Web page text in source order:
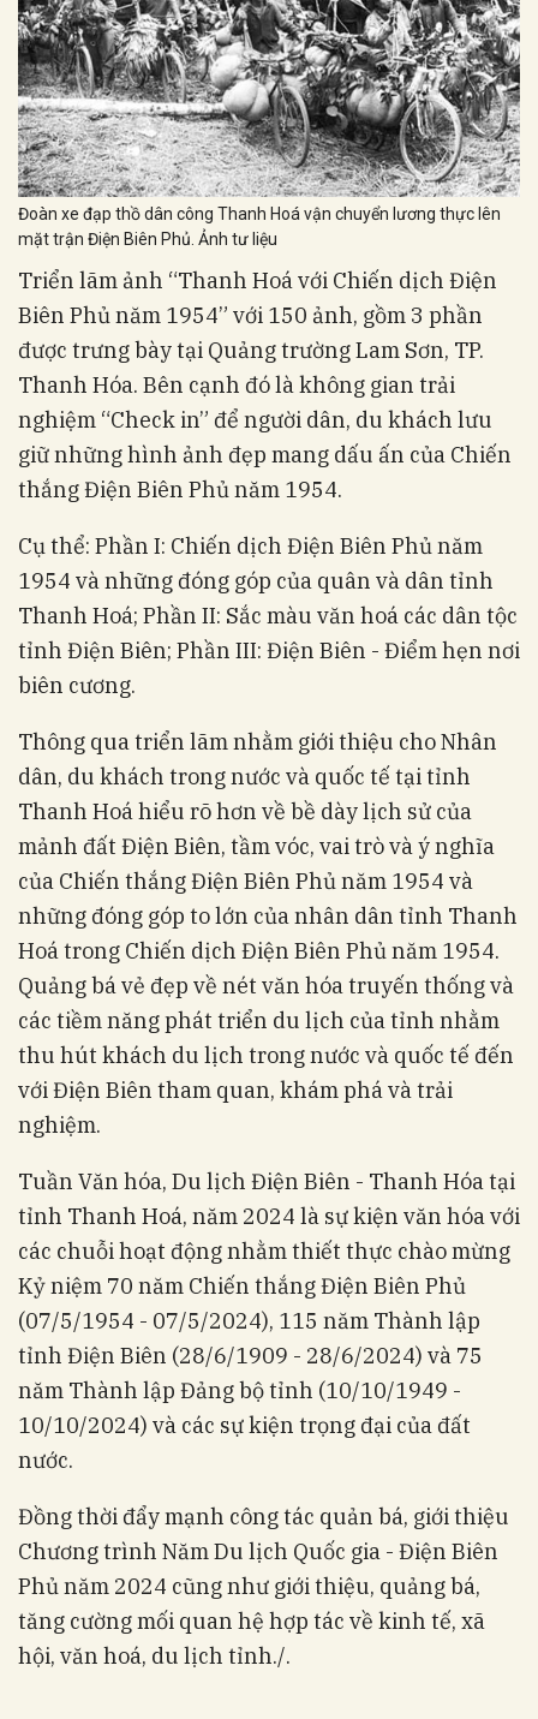
Đoàn xe đạp thồ dân công Thanh Hoá vận chuyển lương thực lên
mặt trận Điện Biên Phủ. Ảnh tư liệu
Triển lãm ảnh “Thanh Hoá với Chiến dịch Điện
Biên Phủ năm 1954” với 150 ảnh, gồm 3 phần
được trưng bày tại Quảng trường Lam Sơn, TP.
Thanh Hóa. Bên cạnh đó là không gian trải
nghiệm “Check in” để người dân, du khách lưu
giữ những hình ảnh đẹp mang dấu ấn của Chiến
thắng Điện Biên Phủ năm 1954.
Cụ thể: Phần I: Chiến dịch Điện Biên Phủ năm
1954 và những đóng góp của quân và dân tỉnh
Thanh Hoá; Phần II: Sắc màu văn hoá các dân tộc
tỉnh Điện Biên; Phần III: Điện Biên - Điểm hẹn nơi
biên cương.
Thông qua triển lãm nhằm giới thiệu cho Nhân
dân, du khách trong nước và quốc tế tại tỉnh
Thanh Hoá hiểu rõ hơn về bề dày lịch sử của
mảnh đất Điện Biên, tầm vóc, vai trò và ý nghĩa
của Chiến thắng Điện Biên Phủ năm 1954 và
những đóng góp to lớn của nhân dân tỉnh Thanh
Hoá trong Chiến dịch Điện Biên Phủ năm 1954.
Quảng bá vẻ đẹp về nét văn hóa truyến thống và
các tiềm năng phát triển du lịch của tỉnh nhằm
thu hút khách du lịch trong nước và quốc tế đến
với Điện Biên tham quan, khám phá và trải
nghiệm.
Tuần Văn hóa, Du lịch Điện Biên - Thanh Hóa tại
tỉnh Thanh Hoá, năm 2024 là sự kiện văn hóa với
các chuỗi hoạt động nhằm thiết thực chào mừng
Kỷ niệm 70 năm Chiến thắng Điện Biên Phủ
(07/5/1954 - 07/5/2024), 115 năm Thành lập
tỉnh Điện Biên (28/6/1909 - 28/6/2024) và 75
năm Thành lập Đảng bộ tỉnh (10/10/1949 -
10/10/2024) và các sự kiện trọng đại của đất
nước.
Đồng thời đẩy mạnh công tác quản bá, giới thiệu
Chương trình Năm Du lịch Quốc gia - Điện Biên
Phủ năm 2024 cũng như giới thiệu, quảng bá,
tăng cường mối quan hệ hợp tác về kinh tế, xã
hội, văn hoá, du lịch tỉnh./.